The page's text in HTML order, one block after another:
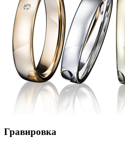
Гравировка